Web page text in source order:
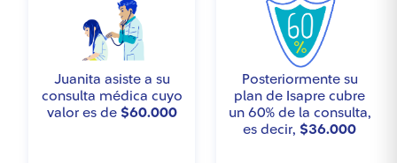
Juanita asiste a su
consulta médica cuyo
valor es de $60.000
Posteriormente su
plan de Isapre cubre
un 60% de la consulta,
es decir, $36.000